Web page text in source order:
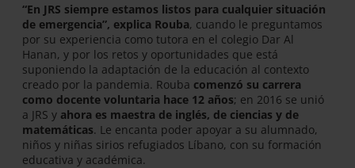
“En JRS siempre estamos listos para cualquier situación
de emergencia”, explica Rouba, cuando le preguntamos
por su experiencia como tutora en el colegio Dar Al
Hanan, y por los retos y oportunidades que está
suponiendo la adaptación de la educación al contexto
creado por la pandemia. Rouba comenzó su carrera
como docente voluntaria hace 12 años; en 2016 se unió
a JRS y ahora es maestra de inglés, de ciencias y de
matemáticas. Le encanta poder apoyar a su alumnado,
niños y niñas sirios refugiados Líbano, con su formación
educativa y académica.